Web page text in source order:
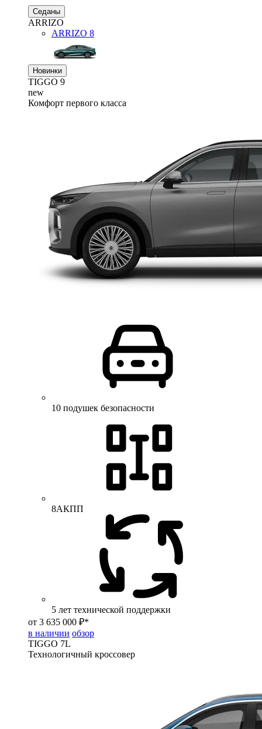
Седаны
ARRIZO
ARRIZO 8
Новинки
TIGGO 9
new
Комфорт первого класса
10 подушек безопасности
8АКПП
5 лет технической поддержки
от 3 635 000 ₽*
в наличии обзор
TIGGO 7L
Технологичный кроссовер